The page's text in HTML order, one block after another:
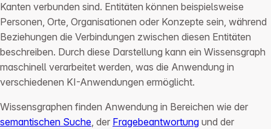
Kanten verbunden sind. Entitäten können beispielsweise
Personen, Orte, Organisationen oder Konzepte sein, während
Beziehungen die Verbindungen zwischen diesen Entitäten
beschreiben. Durch diese Darstellung kann ein Wissensgraph
maschinell verarbeitet werden, was die Anwendung in
verschiedenen KI-Anwendungen ermöglicht.
Wissensgraphen finden Anwendung in Bereichen wie der
semantischen Suche, der Fragebeantwortung und der